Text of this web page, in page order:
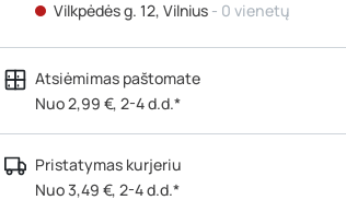
Vilkpėdės g. 12, Vilnius - 0 vienetų
Ateities g. 15, Vilnius- 0 vienetų
Kauno r., Narsiečių k., Vytauto g. 183,
Kaunas - 0 vienetų
Šilutės pl. 83A, Klaipėda- 6 vienetai
Pramonės g. 7, Šiauliai
Atsiėmimas paštomate
Nuo 2,99 €, 2-4 d.d.*
Pristatymas kurjeriu
Nuo 3,49 €, 2-4 d.d.*